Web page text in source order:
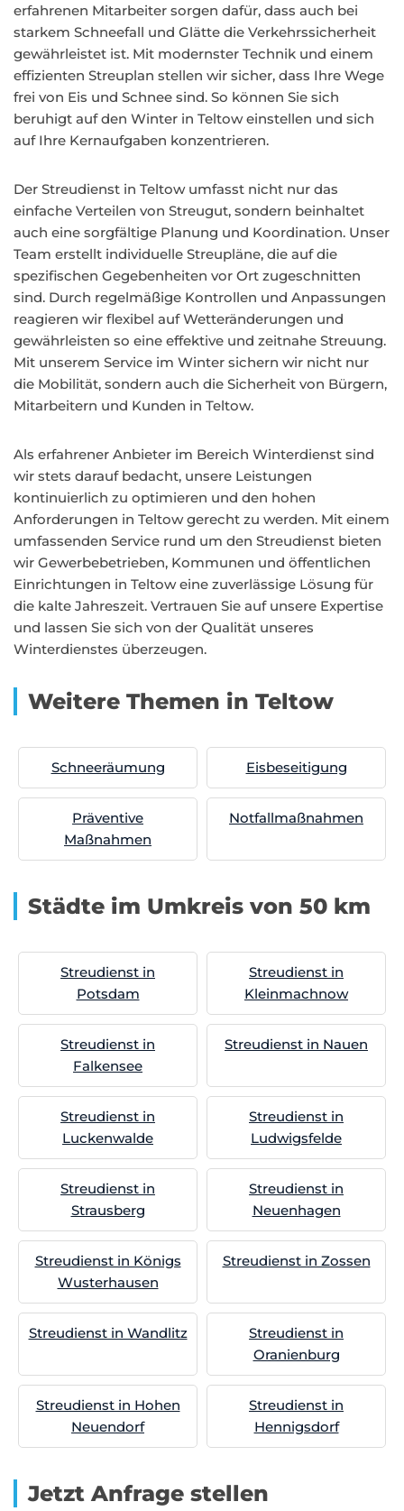
erfahrenen Mitarbeiter sorgen dafür, dass auch bei
starkem Schneefall und Glätte die Verkehrssicherheit
gewährleistet ist. Mit modernster Technik und einem
effizienten Streuplan stellen wir sicher, dass Ihre Wege
frei von Eis und Schnee sind. So können Sie sich
beruhigt auf den Winter in Teltow einstellen und sich
auf Ihre Kernaufgaben konzentrieren.
Der Streudienst in Teltow umfasst nicht nur das
einfache Verteilen von Streugut, sondern beinhaltet
auch eine sorgfältige Planung und Koordination. Unser
Team erstellt individuelle Streupläne, die auf die
spezifischen Gegebenheiten vor Ort zugeschnitten
sind. Durch regelmäßige Kontrollen und Anpassungen
reagieren wir flexibel auf Wetteränderungen und
gewährleisten so eine effektive und zeitnahe Streuung.
Mit unserem Service im Winter sichern wir nicht nur
die Mobilität, sondern auch die Sicherheit von Bürgern,
Mitarbeitern und Kunden in Teltow.
Als erfahrener Anbieter im Bereich Winterdienst sind
wir stets darauf bedacht, unsere Leistungen
kontinuierlich zu optimieren und den hohen
Anforderungen in Teltow gerecht zu werden. Mit einem
umfassenden Service rund um den Streudienst bieten
wir Gewerbebetrieben, Kommunen und öffentlichen
Einrichtungen in Teltow eine zuverlässige Lösung für
die kalte Jahreszeit. Vertrauen Sie auf unsere Expertise
und lassen Sie sich von der Qualität unseres
Winterdienstes überzeugen.
Weitere Themen in Teltow
Schneeräumung Eisbeseitigung
Präventive
Maßnahmen
Notfallmaßnahmen
Städte im Umkreis von 50 km
Streudienst in
Potsdam
Streudienst in
Kleinmachnow
Streudienst in
Falkensee
Streudienst in Nauen
Streudienst in
Luckenwalde
Streudienst in
Ludwigsfelde
Streudienst in
Strausberg
Streudienst in
Neuenhagen
Streudienst in Königs
Wusterhausen
Streudienst in Zossen
Streudienst in Wandlitz
Streudienst in
Oranienburg
Streudienst in Hohen
Neuendorf
Streudienst in
Hennigsdorf
Jetzt Anfrage stellen